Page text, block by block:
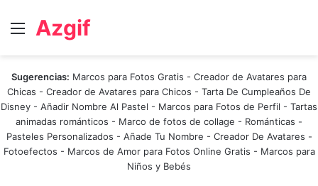
Menú
Azgif
Sugerencias: Marcos para Fotos Gratis - Creador de Avatares para
Chicas - Creador de Avatares para Chicos - Tarta De Cumpleaños De
Disney - Añadir Nombre Al Pastel - Marcos para Fotos de Perfil - Tartas
animadas románticos - Marco de fotos de collage - Románticas -
Pasteles Personalizados - Añade Tu Nombre - Creador De Avatares -
Fotoefectos - Marcos de Amor para Fotos Online Gratis - Marcos para
Niños y Bebés